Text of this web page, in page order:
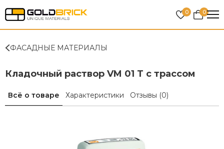
0 0
ФАСАДНЫЕ МАТЕРИАЛЫ
Кладочный раствор VM 01 T с трассом
Всё о товаре Характеристики Отзывы (0)